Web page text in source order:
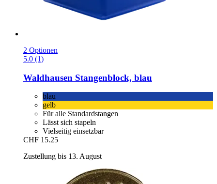
2 Optionen
5.0 (1)
Waldhausen Stangenblock, blau
blau
gelb
Für alle Standardstangen
Lässt sich stapeln
Vielseitig einsetzbar
CHF 15.25
Zustellung bis 13. August